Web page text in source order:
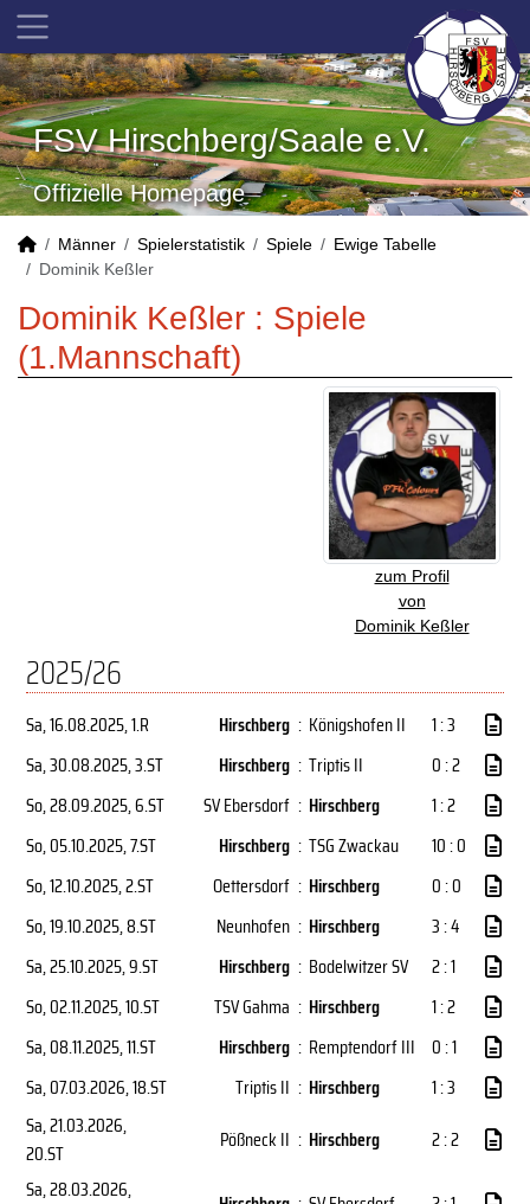
FSV Hirschberg/Saale e.V.
Offizielle Homepage
Männer Spielerstatistik Spiele
Ewige Tabelle
Dominik Keßler
Dominik Keßler : Spiele
(1.Mannschaft)
zum Profil
von
Dominik Keßler
2025/26
Sa, 16.08.2025, 1.R Hirschberg : Königshofen II
1 : 3
Sa, 30.08.2025, 3.ST Hirschberg : Triptis II
0 : 2
So, 28.09.2025, 6.ST SV Ebersdorf : Hirschberg
1 : 2
So, 05.10.2025, 7.ST Hirschberg : TSG Zwackau
10 : 0
So, 12.10.2025, 2.ST Oettersdorf : Hirschberg
0 : 0
So, 19.10.2025, 8.ST Neunhofen : Hirschberg
3 : 4
Sa, 25.10.2025, 9.ST Hirschberg : Bodelwitzer SV
2 : 1
So, 02.11.2025, 10.ST TSV Gahma : Hirschberg
1 : 2
Sa, 08.11.2025, 11.ST Hirschberg : Remptendorf III 0 : 1
Sa, 07.03.2026, 18.ST Triptis II : Hirschberg
1 : 3
Sa, 21.03.2026,
20.ST
Pößneck II : Hirschberg
2 : 2
Sa, 28.03.2026,